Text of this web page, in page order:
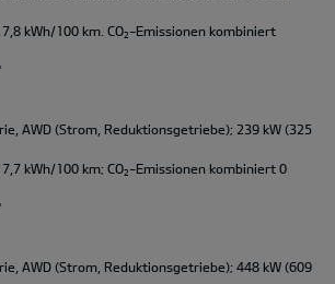
kWh/100 km. CO2 -Emissionen kombiniert
AWD (Strom, Reduktionsgetriebe); 239 kW (325
kWh/100 km; CO2 -Emissionen kombiniert 0
AWD (Strom, Reduktionsgetriebe); 448 kW (609